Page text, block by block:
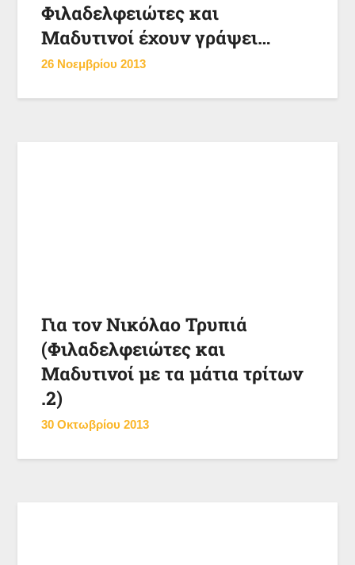
Φιλαδελφειώτες και
Μαδυτινοί έχουν γράψει…
26 Νοεμβρίου 2013
Για τον Νικόλαο Τρυπιά
(Φιλαδελφειώτες και
Μαδυτινοί με τα μάτια τρίτων
.2)
30 Οκτωβρίου 2013